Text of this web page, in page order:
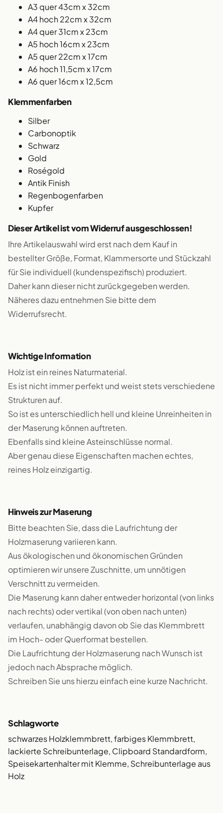
A3 quer 43cm x 32cm
A4 hoch 22cm x 32cm
A4 quer 31cm x 23cm
A5 hoch 16cm x 23cm
A5 quer 22cm x 17cm
A6 hoch 11,5cm x 17cm
A6 quer 16cm x 12,5cm
Klemmenfarben
Silber
Carbonoptik
Schwarz
Gold
Roségold
Antik Finish
Regenbogenfarben
Kupfer
Dieser Artikel ist vom Widerruf ausgeschlossen!
Ihre Artikelauswahl wird erst nach dem Kauf in
bestellter Größe, Format, Klammersorte und Stückzahl
für Sie individuell (kundenspezifisch) produziert.
Daher kann dieser nicht zurückgegeben werden.
Näheres dazu entnehmen Sie bitte dem
Widerrufsrecht.
Wichtige Information
Holz ist ein reines Naturmaterial.
Es ist nicht immer perfekt und weist stets verschiedene
Strukturen auf.
So ist es unterschiedlich hell und kleine Unreinheiten in
der Maserung können auftreten.
Ebenfalls sind kleine Asteinschlüsse normal.
Aber genau diese Eigenschaften machen echtes,
reines Holz einzigartig.
Hinweis zur Maserung
Bitte beachten Sie, dass die Laufrichtung der
Holzmaserung variieren kann.
Aus ökologischen und ökonomischen Gründen
optimieren wir unsere Zuschnitte, um unnötigen
Verschnitt zu vermeiden.
Die Maserung kann daher entweder horizontal (von links
nach rechts) oder vertikal (von oben nach unten)
verlaufen, unabhängig davon ob Sie das Klemmbrett
im Hoch- oder Querformat bestellen.
Die Laufrichtung der Holzmaserung nach Wunsch ist
jedoch nach Absprache möglich.
Schreiben Sie uns hierzu einfach eine kurze Nachricht.
Schlagworte
schwarzes Holzklemmbrett, farbiges Klemmbrett,
lackierte Schreibunterlage, Clipboard Standardform,
Speisekartenhalter mit Klemme, Schreibunterlage aus
Holz